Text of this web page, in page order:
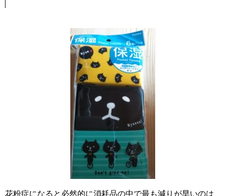
花粉症になると必然的に消耗品の中で最も減りが早いのは